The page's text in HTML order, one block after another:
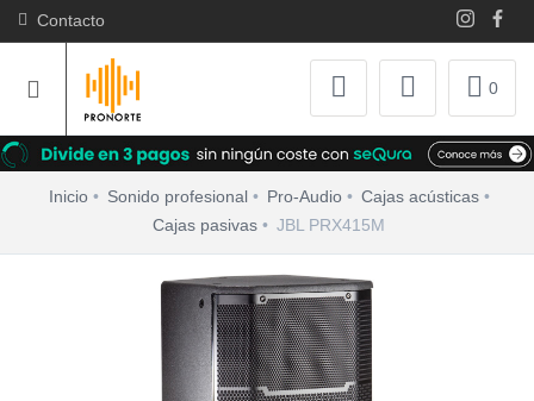
Contacto
0
Inicio Sonido profesional Pro-Audio
Cajas acústicas
Cajas pasivas
JBL PRX415M